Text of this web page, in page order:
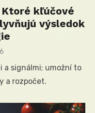
kľúčové
výsledok
a signálmi; umožní to
a rozpočet.